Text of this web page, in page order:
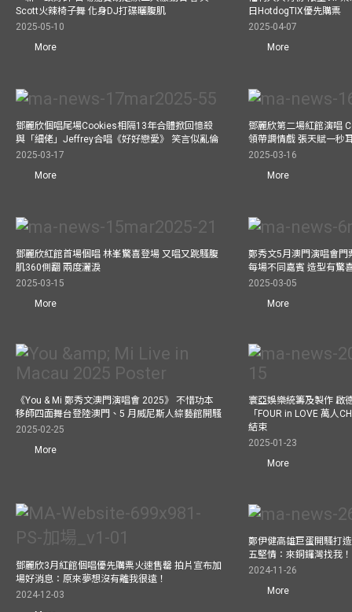
Scott火辣椅子舞 化身DJ打碟曬腹肌
2025-05-10
More
日HotdogTIX優先購票
2025-04-07
More
鄧麗欣個唱尾場Cookies相隔13年合體掀回憶殺
與「細佬」Jeffrey合唱《好好戀愛》 笑言似亂倫
2025-03-17
More
鄧麗欣第二場紅館演唱
領帶調情戲 張天賦一秒
2025-03-16
More
鄧麗欣紅館首場個唱 林峯驚喜登場 又唱又跳騷腹
肌360側翻 兩度灑淚
2025-03-15
More
鄭秀文5月澳門演唱會
每場不同嘉賓 造型有驚
2025-03-05
More
《You & Mi 鄭秀文澳門演唱會 2025》 不惜功本
移師四面舞台登陸澳門、5 月威尼斯人綜藝館開騷
2025-02-25
More
寰亞娛樂統籌及製作 啟
「FOUR in LOVE 萬人
結束
2025-01-23
More
鄧麗欣3月紅館個唱優先購票火速售罄 拍片宣布加
場好消息：原來夢想沒有離我很遠！
2024-12-03
鄭伊健高雄巨蛋開騷打
五堅情：來銅鑼灣找我！
2024-11-26
More